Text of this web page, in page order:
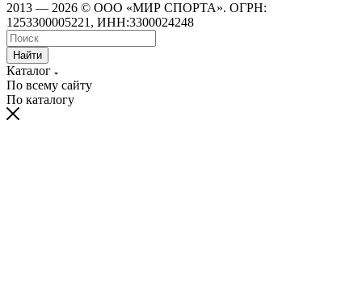
2013 — 2026 © ООО «МИР СПОРТА». ОГРН:
1253300005221, ИНН:3300024248
Найти
Каталог
По всему сайту
По каталогу